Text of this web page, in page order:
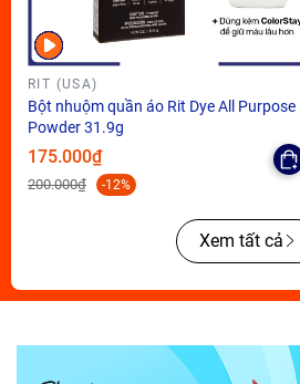
RIT (USA)
Bột nhuộm quần áo Rit Dye All Purpose
Powder 31.9g
175.000₫
200.000₫ -12%
Xem tất cả